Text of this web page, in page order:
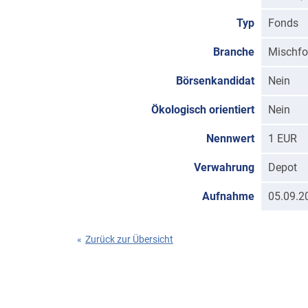
Typ Fonds
Branche
Börsenkandidat Nein
Ökologisch orientiert Nein
Nennwert 1 EUR
Verwahrung Depot
Aufnahme
« Zurück zur Übersicht